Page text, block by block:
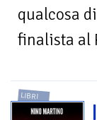
qualcosa
finalista al
LIBRI